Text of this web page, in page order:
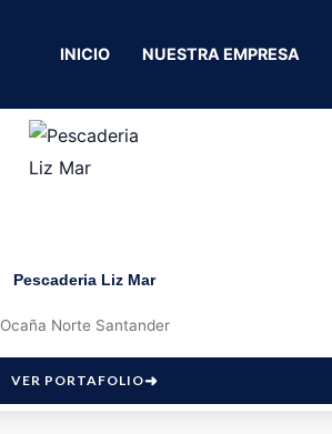
INICIO NUESTRA EMPRESA
Pescaderia Liz Mar
Ocaña Norte Santander
VER PORTAFOLIO